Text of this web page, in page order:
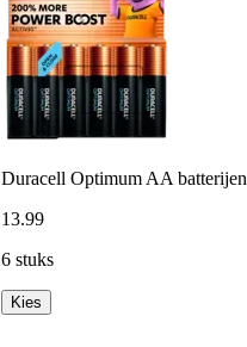
Duracell Optimum AA batterijen
13.99
6 stuks
Kies